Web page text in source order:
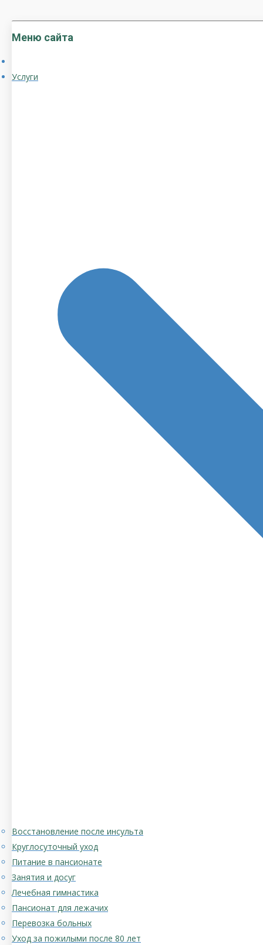
Меню сайта
Услуги
Восстановление после инсульта
Круглосуточный уход
Питание в пансионате
Занятия и досуг
Лечебная гимнастика
Пансионат для лежачих
Перевозка больных
Уход за пожилыми после 80 лет